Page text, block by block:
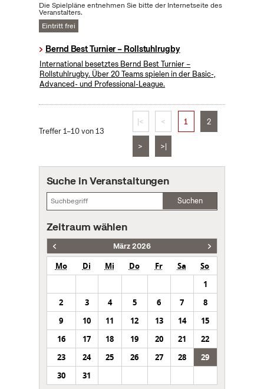
Die Spielpläne entnehmen Sie bitte der Internetseite des
Veranstalters.
Eintritt frei
Bernd Best Turnier – Rollstuhlrugby
International besetztes Bernd Best Turnier –
Rollstuhlrugby. Über 20 Teams spielen in der Basic-,
Advanced- und Professional-League.
Treffer 1–10 von 13
|< < 1 2
> >|
Suche in Veranstaltungen
Suchen
Zeitraum wählen
März 2026
Mo Di Mi Do Fr Sa
So
1
2
3 4 5 6 7
8
9
10 11 12 13 14
15
16
17 18 19 20 21
22
23
24 25 26 27 28
29
30
31